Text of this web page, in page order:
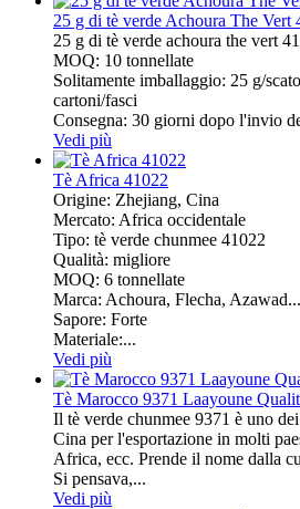
25 g di tè verde Achoura The Vert
25 g di tè verde achoura the vert
MOQ: 10 tonnellate
Solitamente imballaggio: 25 g/
cartoni/fasci
Consegna: 30 giorni dopo l'invio
Vedi più
Tè Africa 41022
Origine: Zhejiang, Cina
Mercato: Africa occidentale
Tipo: tè verde chunmee 41022
Qualità: migliore
MOQ: 6 tonnellate
Marca: Achoura, Flecha, Azawad...
Sapore: Forte
Materiale:...
Vedi più
Tè Marocco 9371 Laayoune
Il tè verde chunmee 9371 è uno
Cina per l'esportazione in molti
Africa, ecc. Prende il nome dalla
Si pensava,...
Vedi più